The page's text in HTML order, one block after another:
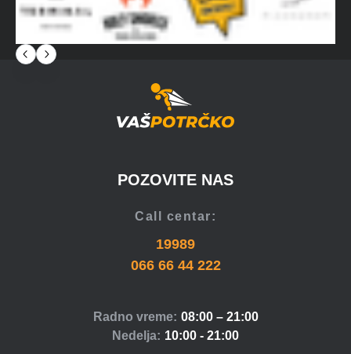
POZOVITE NAS
Call centar:
19989
066 66 44 222
Radno vreme: 08:00 – 21:00
Nedelja: 10:00 - 21:00